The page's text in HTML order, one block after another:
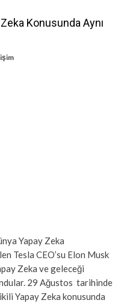
Konusunda Aynı
Yapay Zeka
Tesla CEO’su Elon Musk
Zeka ve geleceği
29 Ağustos tarihinde
Yapay Zeka konusunda